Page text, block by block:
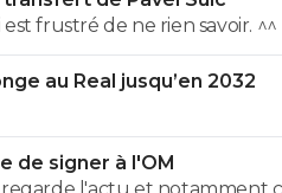
frustré de ne rien savoir. ^^
au Real jusqu’en 2032
de signer à l'OM